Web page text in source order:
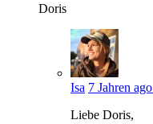
Doris
Isa 7 Jahren ago
Liebe Doris,